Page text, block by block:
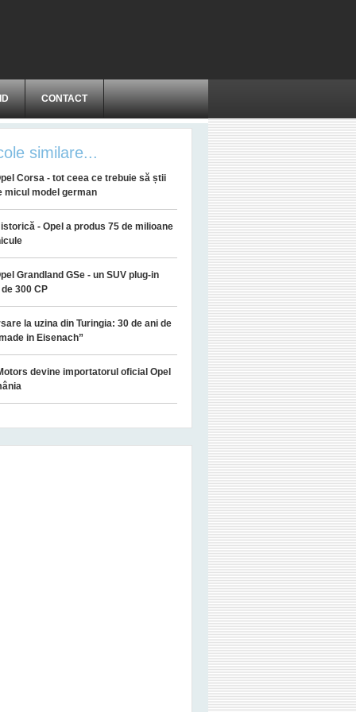
CONTACT
similare...
Corsa - tot ceea ce trebuie să știi
micul model german
- Opel a produs 75 de milioane
Grandland GSe - un SUV plug-in
300 CP
la uzina din Turingia: 30 de ani de
in Eisenach”
devine importatorul oficial Opel